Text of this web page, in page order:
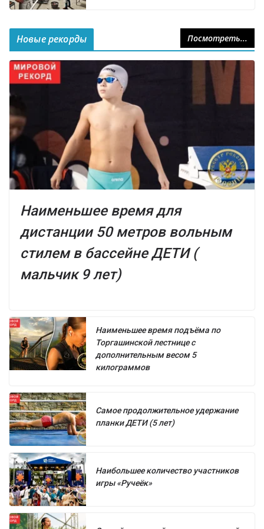
Новые рекорды Посмотреть...
Наименьшее время для
дистанции 50 метров вольным
стилем в бассейне ДЕТИ (
мальчик 9 лет)
Наименьшее время подъёма по
Торгашинской лестнице с
дополнительным весом 5
килограммов
Самое продолжительное удержание
планки ДЕТИ (5 лет)
Наибольшее количество участников
игры «Ручеёк»